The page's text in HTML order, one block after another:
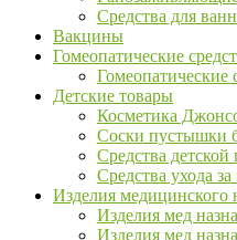
Средства для
Вакцины
Гомеопатические
Гомеопатические
Детские товары
Косметика
Соски пустышки
Средства
Средства ухода
Изделия медицинского
Изделия мед
Изделия мед